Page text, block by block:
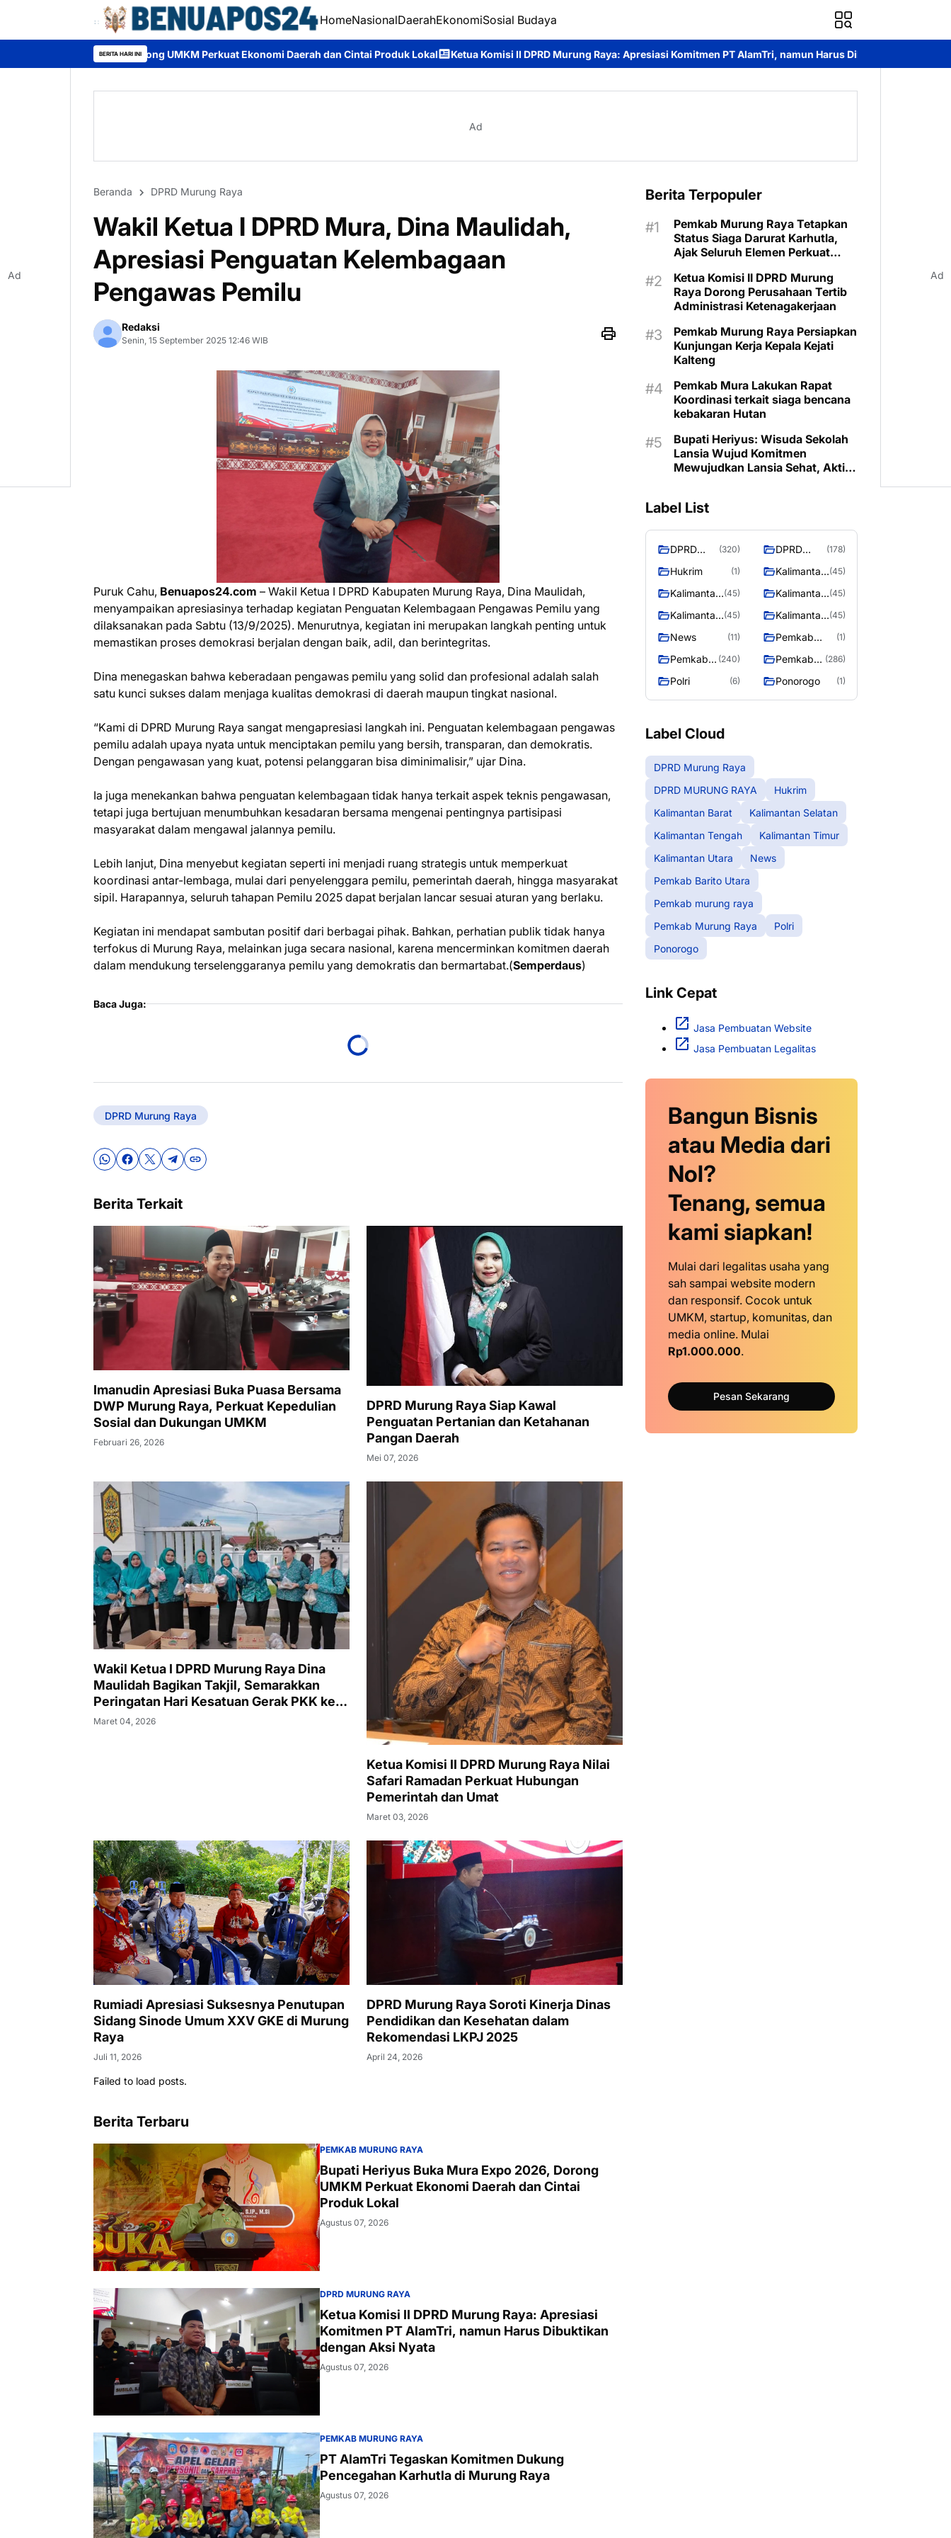
HomeNasionalDaerahEkonomiSosial Budaya
BERITA HARI INI
UMKM Perkuat Ekonomi Daerah dan Cintai Produk Lokal Ketua Komisi II DPRD Murung Raya: Apresiasi Komitmen PT AlamTri, namun Harus Dibuktikan dengan Aksi Nyata
Ad
Beranda DPRD Murung Raya
Wakil Ketua I DPRD Mura, Dina Maulidah,
Apresiasi Penguatan Kelembagaan
Pengawas Pemilu
Redaksi
Senin, 15 September 2025 12:46 WIB
Puruk Cahu, Benuapos24.com – Wakil Ketua I DPRD Kabupaten Murung Raya, Dina Maulidah,
menyampaikan apresiasinya terhadap kegiatan Penguatan Kelembagaan Pengawas Pemilu yang
dilaksanakan pada Sabtu (13/9/2025). Menurutnya, kegiatan ini merupakan langkah penting untuk
memastikan proses demokrasi berjalan dengan baik, adil, dan berintegritas.
Dina menegaskan bahwa keberadaan pengawas pemilu yang solid dan profesional adalah salah
satu kunci sukses dalam menjaga kualitas demokrasi di daerah maupun tingkat nasional.
“Kami di DPRD Murung Raya sangat mengapresiasi langkah ini. Penguatan kelembagaan pengawas
pemilu adalah upaya nyata untuk menciptakan pemilu yang bersih, transparan, dan demokratis.
Dengan pengawasan yang kuat, potensi pelanggaran bisa diminimalisir,” ujar Dina.
Ia juga menekankan bahwa penguatan kelembagaan tidak hanya terkait aspek teknis pengawasan,
tetapi juga bertujuan menumbuhkan kesadaran bersama mengenai pentingnya partisipasi
masyarakat dalam mengawal jalannya pemilu.
Lebih lanjut, Dina menyebut kegiatan seperti ini menjadi ruang strategis untuk memperkuat
koordinasi antar-lembaga, mulai dari penyelenggara pemilu, pemerintah daerah, hingga masyarakat
sipil. Harapannya, seluruh tahapan Pemilu 2025 dapat berjalan lancar sesuai aturan yang berlaku.
Kegiatan ini mendapat sambutan positif dari berbagai pihak. Bahkan, perhatian publik tidak hanya
terfokus di Murung Raya, melainkan juga secara nasional, karena mencerminkan komitmen daerah
dalam mendukung terselenggaranya pemilu yang demokratis dan bermartabat.(Semperdaus)
Baca Juga:
DPRD Murung Raya
Berita Terkait
Imanudin Apresiasi Buka Puasa Bersama
DWP Murung Raya, Perkuat Kepedulian
Sosial dan Dukungan UMKM
Februari 26, 2026
DPRD Murung Raya Siap Kawal
Penguatan Pertanian dan Ketahanan
Pangan Daerah
Mei 07, 2026
Wakil Ketua I DPRD Murung Raya Dina
Maulidah Bagikan Takjil, Semarakkan
Peringatan Hari Kesatuan Gerak PKK ke-
54
Maret 04, 2026
Ketua Komisi II DPRD Murung Raya Nilai
Safari Ramadan Perkuat Hubungan
Pemerintah dan Umat
Maret 03, 2026
Rumiadi Apresiasi Suksesnya Penutupan
Sidang Sinode Umum XXV GKE di Murung
Raya
Juli 11, 2026
DPRD Murung Raya Soroti Kinerja Dinas
Pendidikan dan Kesehatan dalam
Rekomendasi LKPJ 2025
April 24, 2026
Failed to load posts.
Berita Terbaru
PEMKAB MURUNG RAYA
Bupati Heriyus Buka Mura Expo 2026, Dorong
UMKM Perkuat Ekonomi Daerah dan Cintai
Produk Lokal
Agustus 07, 2026
DPRD MURUNG RAYA
Ketua Komisi II DPRD Murung Raya: Apresiasi
Komitmen PT AlamTri, namun Harus Dibuktikan
dengan Aksi Nyata
Agustus 07, 2026
PEMKAB MURUNG RAYA
PT AlamTri Tegaskan Komitmen Dukung
Pencegahan Karhutla di Murung Raya
Agustus 07, 2026
Berita Terpopuler
Pemkab Murung Raya Tetapkan
Status Siaga Darurat Karhutla,
Ajak Seluruh Elemen Perkuat
Ketua Komisi II DPRD Murung
Raya Dorong Perusahaan Tertib
Administrasi Ketenagakerjaan
Pemkab Murung Raya Persiapkan
Kunjungan Kerja Kepala Kejati
Kalteng
Pemkab Mura Lakukan Rapat
Koordinasi terkait siaga bencana
kebakaran Hutan
Bupati Heriyus: Wisuda Sekolah
Lansia Wujud Komitmen
Mewujudkan Lansia Sehat, Aktif,
Label List
DPRD
Raya
(320)
DPRD
RAYA
(178)
Hukrim (1)
Kalimantan (45)
Kalimantan (45)
Kalimantan (45)
Kalimantan (45)
Kalimantan (45)
News (11)
Pemkab
Barito Utara
(1)
Pemkab
raya
(240)
Pemkab
Raya
(286)
Polri (6) Ponorogo (1)
Label Cloud
DPRD Murung Raya
DPRD MURUNG RAYA
Hukrim
Kalimantan Barat
Kalimantan Selatan
Kalimantan Tengah
Kalimantan Timur
Kalimantan Utara
News
Pemkab Barito Utara
Pemkab murung raya
Pemkab Murung Raya
Polri
Ponorogo
Link Cepat
Jasa Pembuatan Website
Jasa Pembuatan Legalitas
Bangun Bisnis
atau Media dari
Nol?
Tenang, semua
kami siapkan!
Mulai dari legalitas usaha yang
sah sampai website modern
dan responsif. Cocok untuk
UMKM, startup, komunitas, dan
media online. Mulai
Rp1.000.000.
Pesan Sekarang
Ad Ad